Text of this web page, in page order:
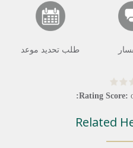
طلب تحديد موعد
Rating Score:
Related